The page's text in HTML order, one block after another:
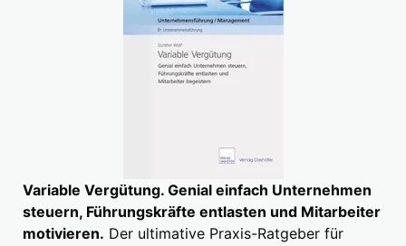
Variable Vergütung. Genial einfach Unternehmen
steuern, Führungskräfte entlasten und Mitarbeiter
motivieren. Der ultimative Praxis-Ratgeber für